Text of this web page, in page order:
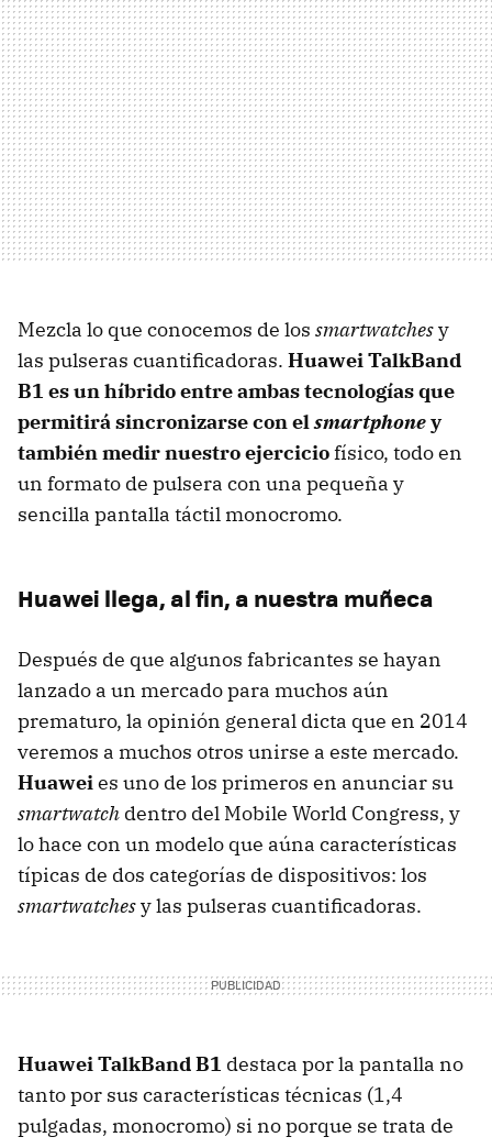
Mezcla lo que conocemos de los smartwatchesy
las pulseras cuantificadoras. Huawei TalkBand
B1 es un híbrido entre ambas tecnologías que
permitirá sincronizarse con elsmartphoney
también medir nuestro ejerciciofísico, todo en
un formato de pulsera con una pequeña y
sencilla pantalla táctil monocromo.
Huawei llega, al fin, a nuestra muñeca
Después de que algunos fabricantes se hayan
lanzado a un mercado para muchos aún
prematuro, la opinión general dicta que en 2014
veremos a muchos otros unirse a este mercado.
Huaweies uno de los primeros en anunciar su
smartwatch dentro del Mobile World Congress, y
lo hace con un modelo que aúna características
típicas de dos categorías de dispositivos: los
smartwatchesy las pulseras cuantificadoras.
Huawei TalkBand B1 destaca por la pantalla no
tanto por sus características técnicas (1,4
pulgadas, monocromo) si no porque se trata de